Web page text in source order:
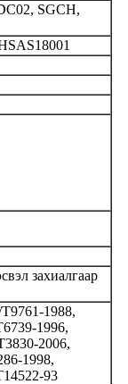
SGCH,
захиалгаар
1988,
1996,
2006,
1998,
93